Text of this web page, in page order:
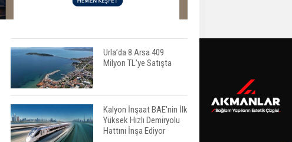
Urla’da 8 Arsa 409
Milyon TL’ye Satışta
Kalyon İnşaat BAE'nin İlk
Yüksek Hızlı Demiryolu
Hattını İnşa Ediyor